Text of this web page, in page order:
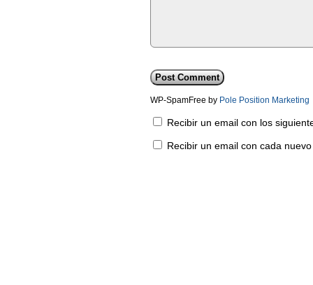
WP-SpamFree by Pole Position Marketing
Recibir un email con los
Recibir un email con cada